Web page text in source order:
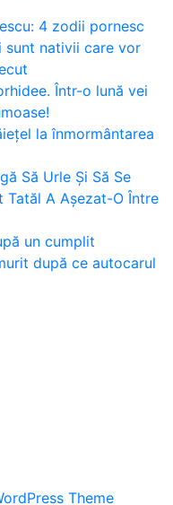
4 zodii pornesc
sunt nativii care vor
Într-o lună vei
la înmormântarea
Să Urle Și Să Se
Tatăl A Așezat-O Între
un cumplit
după ce autocarul
Theme